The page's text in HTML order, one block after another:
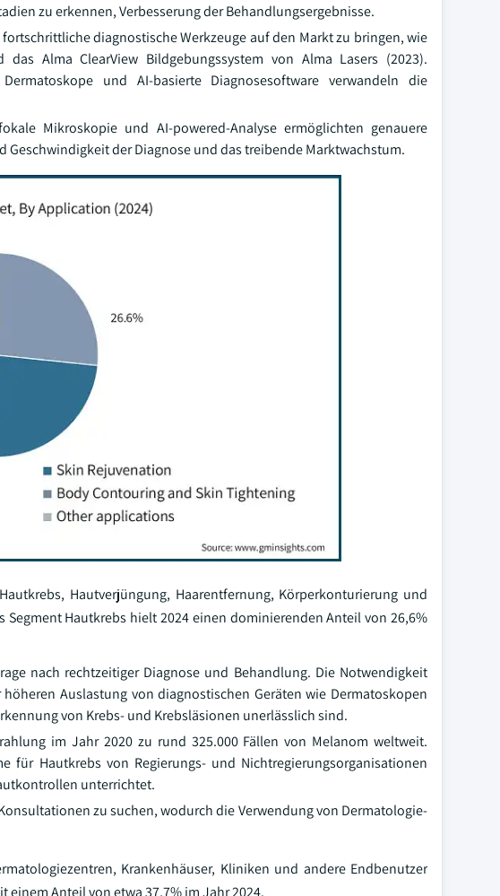
zu erkennen, Verbesserung der Behandlungsergebnisse.
diagnostische Werkzeuge auf den Markt zu bringen, wie
Alma ClearView Bildgebungssystem von Alma Lasers (2023).
und AI-basierte Diagnosesoftware verwandeln die
Mikroskopie und AI-powered-Analyse ermöglichten genauere
der Diagnose und das treibende Marktwachstum.
Hautverjüngung, Haarentfernung, Körperkonturierung und
Hautkrebs hielt 2024 einen dominierenden Anteil von 26,6%
nach rechtzeitiger Diagnose und Behandlung. Die Notwendigkeit
Auslastung von diagnostischen Geräten wie Dermatoskopen
von Krebs- und Krebsläsionen unerlässlich sind.
im Jahr 2020 zu rund 325.000 Fällen von Melanom weltweit.
für Hautkrebs von Regierungs- und Nichtregierungsorganisationen
unterrichtet.
zu suchen, wodurch die Verwendung von Dermatologie-
Krankenhäuser, Kliniken und andere Endbenutzer
Anteil von etwa 37,7% im Jahr 2024.